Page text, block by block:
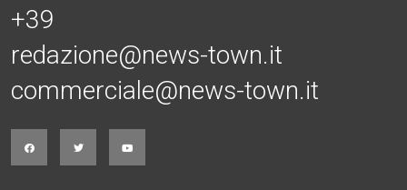
+39
redazione@news-town.it
commerciale@news-town.it